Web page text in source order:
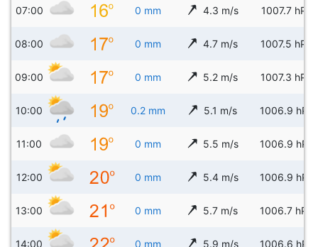
07:00 0 mm 4.3 m/s 1007.7 hPa
08:00 0 mm 4.7 m/s 1007.5 hPa
09:00 0 mm 5.2 m/s 1007.3 hPa
10:00 0.2 mm 5.1 m/s 1006.9 hPa
11:00 0 mm 5.5 m/s 1006.9 hPa
12:00 0 mm 5.4 m/s 1006.9 hPa
13:00 0 mm 5.7 m/s 1006.7 hPa
14:00 0 mm 5.9 m/s 1006.6 hPa